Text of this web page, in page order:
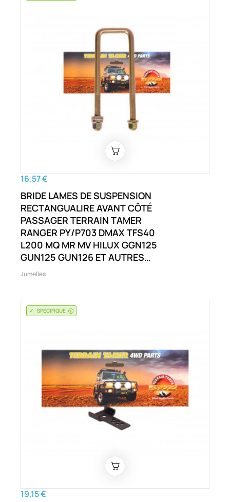
16,57 €
BRIDE LAMES DE SUSPENSION
RECTANGUALIRE AVANT CÔTÉ
PASSAGER TERRAIN TAMER
RANGER PY/P703 DMAX TFS40
L200 MQ MR MV HILUX GGN125
GUN125 GUN126 ET AUTRES
TERRAIN TAMER RANGER
GUN125 ET AUTRES
Jumelles
SPÉCIFIQUE
19,15 €